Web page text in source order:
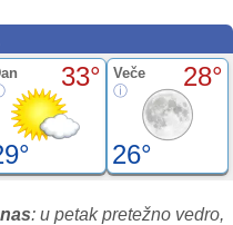
33° Veče 28°
26°
: u petak pretežno vedro,